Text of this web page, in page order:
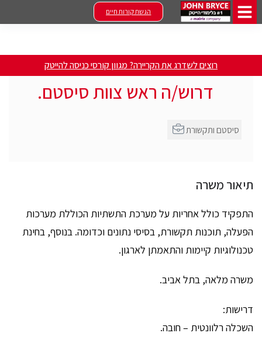
הגשת קורות חיים
רוצים לשדרג את הקריירה? מגוון קורסי כניסה להייטק
דרוש/ה ראש צוות סיסטם.
תיאור משרה
התפקיד כולל אחריות על מערכת התשתיות הכוללת מערכות
הפעלה, תוכנות תקשורת, בסיסי נתונים וכדומה. בנוסף, בחינת
טכנולוגיות קיימות והתאמתן לארגון.
משרה מלאה, בתל אביב.
דרישות:
השכלה רלוונטית – חובה.